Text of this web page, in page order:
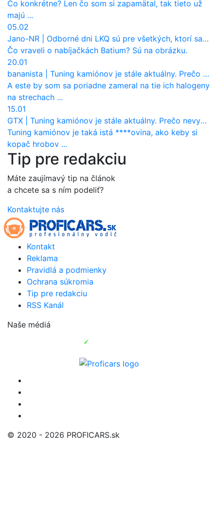
Čo konkrétne? Len čo som si zapamätal, tak tieto už
majú ...
05.02
Jano-NR
Odborné dni LKQ sú pre všetkých, ktorí sa chcú dozvedieť niečo viac
Čo vraveli o nabíjačkách Batium? Sú na obrázku.
20.01
bananista
Tuning kamiónov je stále aktuálny. Prečo nevyhynul ako pri osobákoch?
A este by som sa poriadne zameral na tie ich halogeny
na strechach ...
15.01
GTX
Tuning kamiónov je stále aktuálny. Prečo nevyhynul ako pri osobákoch?
Tuning kamiónov je taká istá ****ovina, ako keby si
kopač hrobov ...
Tip pre redakciu
Máte zaujímavý tip na článok
a chcete sa s ním podeliť?
Kontaktujte nás
Kontakt
Reklama
Pravidlá a podmienky
Ochrana súkromia
Tip pre redakciu
RSS Kanál
Naše médiá
© 2020 - 2026 PROFICARS.sk